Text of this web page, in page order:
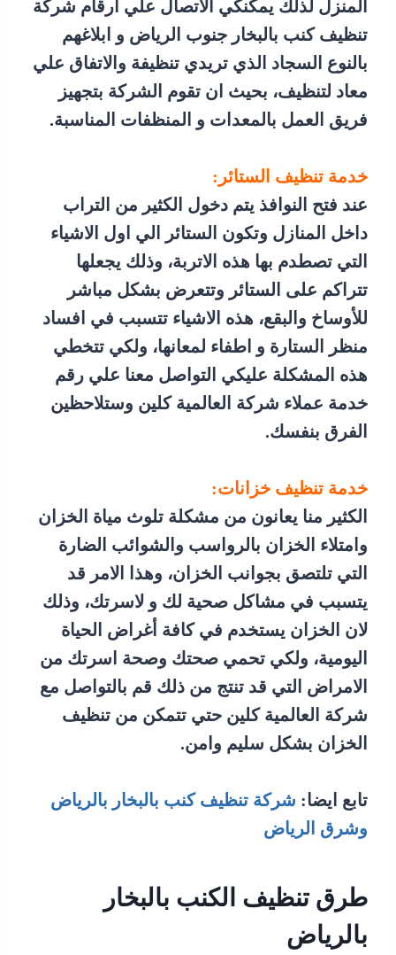
المنزل لذلك يمكنكي الاتصال علي ارقام شركة
تنظيف كنب بالبخار جنوب الرياض و ابلاغهم
بالنوع السجاد الذي تريدي تنظيفة والاتفاق علي
معاد لتنظيف، بحيث ان تقوم الشركة بتجهيز
فريق العمل بالمعدات و المنظفات المناسبة.
خدمة تنظيف الستائر:
عند فتح النوافذ يتم دخول الكثير من التراب
داخل المنازل وتكون الستائر الي اول الاشياء
التي تصطدم بها هذه الاتربة، وذلك يجعلها
تتراكم على الستائر وتتعرض بشكل مباشر
للأوساخ والبقع، هذه الاشياء تتسبب في افساد
منظر الستارة و اطفاء لمعانها، ولكي تتخطي
هذه المشكلة عليكي التواصل معنا علي رقم
خدمة عملاء شركة العالمية كلين وستلاحظين
الفرق بنفسك.
خدمة تنظيف خزانات:
الكثير منا يعانون من مشكلة تلوث مياة الخزان
وامتلاء الخزان بالرواسب والشوائب الضارة
التي تلتصق بجوانب الخزان، وهذا الامر قد
يتسبب في مشاكل صحية لك و لاسرتك، وذلك
لان الخزان يستخدم في كافة أغراض الحياة
اليومية، ولكي تحمي صحتك وصحة اسرتك من
الامراض التي قد تنتج من ذلك قم بالتواصل مع
شركة العالمية كلين حتي تتمكن من تنظيف
الخزان بشكل سليم وامن.
تابع ايضا: شركة تنظيف كنب بالبخار بالرياض
وشرق الرياض
طرق تنظيف الكنب بالبخار
بالرياض